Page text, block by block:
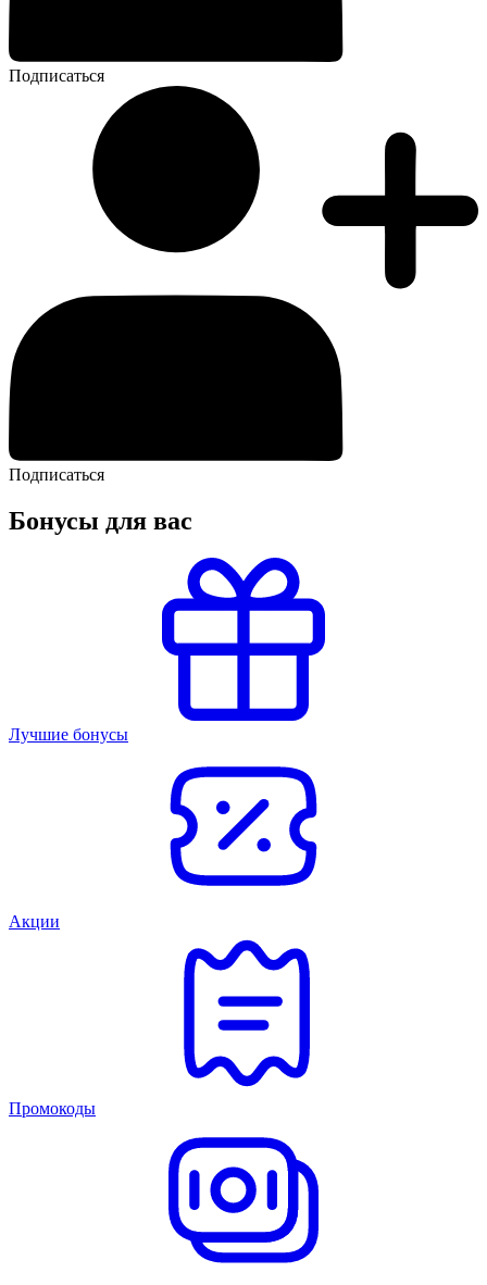
Подписаться
Подписаться
Бонусы для вас
Лучшие бонусы
Акции
Промокоды